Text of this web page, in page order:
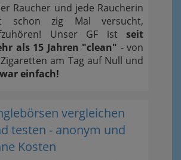
Raucher und jede Raucherin
schon zig Mal versucht,
Unser GF ist seit
als 15 Jahren "clean" - von
am Tag auf Null und
einfach!
vergleichen
testen - anonym und
Kosten